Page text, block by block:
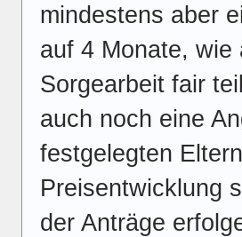
mindestens aber
auf 4 Monate, wie
Sorgearbeit fair
auch noch eine
festgelegten
Preisentwicklung
der Anträge